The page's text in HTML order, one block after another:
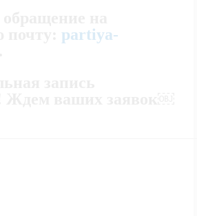
partiya-